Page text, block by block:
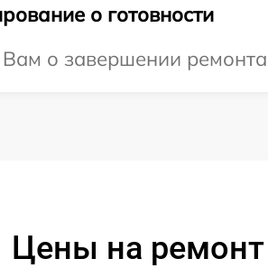
о готовности
о завершении ремонта
Цены на ремонт